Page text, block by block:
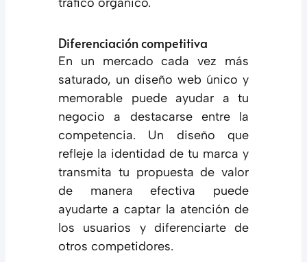
Diferenciación competitiva
En un mercado cada vez más
saturado, un diseño web único y
memorable puede ayudar a tu
negocio a destacarse entre la
competencia. Un diseño que
refleje la identidad de tu marca y
transmita tu propuesta de valor
de manera efectiva puede
ayudarte a captar la atención de
los usuarios y diferenciarte de
otros competidores.